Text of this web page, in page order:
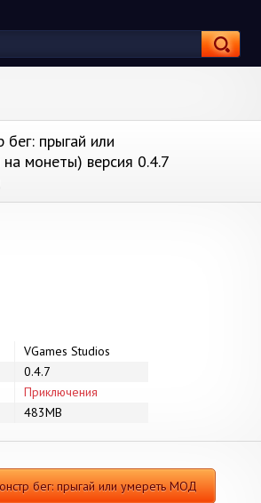
прыгай или
монеты) версия 0.4.7
VGames Studios
0.4.7
Приключения
483MB
бег: прыгай или умереть МОД